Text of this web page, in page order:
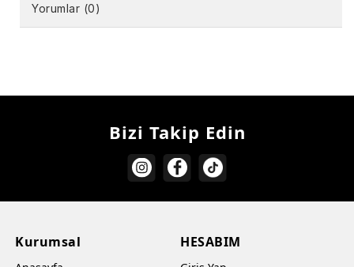
Yorumlar (0)
Bizi Takip Edin
Kurumsal HESABIM